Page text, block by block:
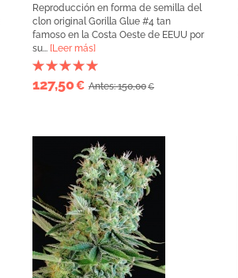
Reproducción en forma de semilla del
clon original Gorilla Glue #4 tan
famoso en la Costa Oeste de EEUU por
su... [Leer más]
127,50€ Antes: 150,00€